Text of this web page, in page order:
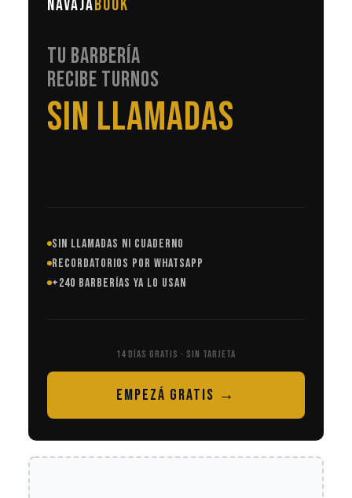
NAVAJABOOK
TU BARBERÍA
RECIBE TURNOS
EN AUTOMÁTICO
SIN LLAMADAS NI CUADERNO
RECORDATORIOS POR WHATSAPP
+240 BARBERÍAS YA LO USAN
14 DÍAS GRATIS · SIN TARJETA
EMPEZÁ GRATIS →